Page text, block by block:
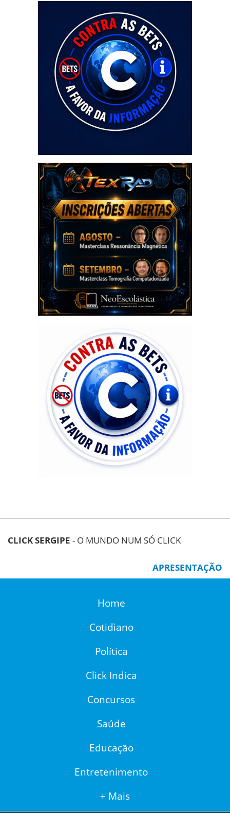
CLICK SERGIPE - O MUNDO NUM SÓ CLICK
APRESENTAÇÃO
Home
Cotidiano
Política
Click Indica
Concursos
Saúde
Educação
Entretenimento
+ Mais